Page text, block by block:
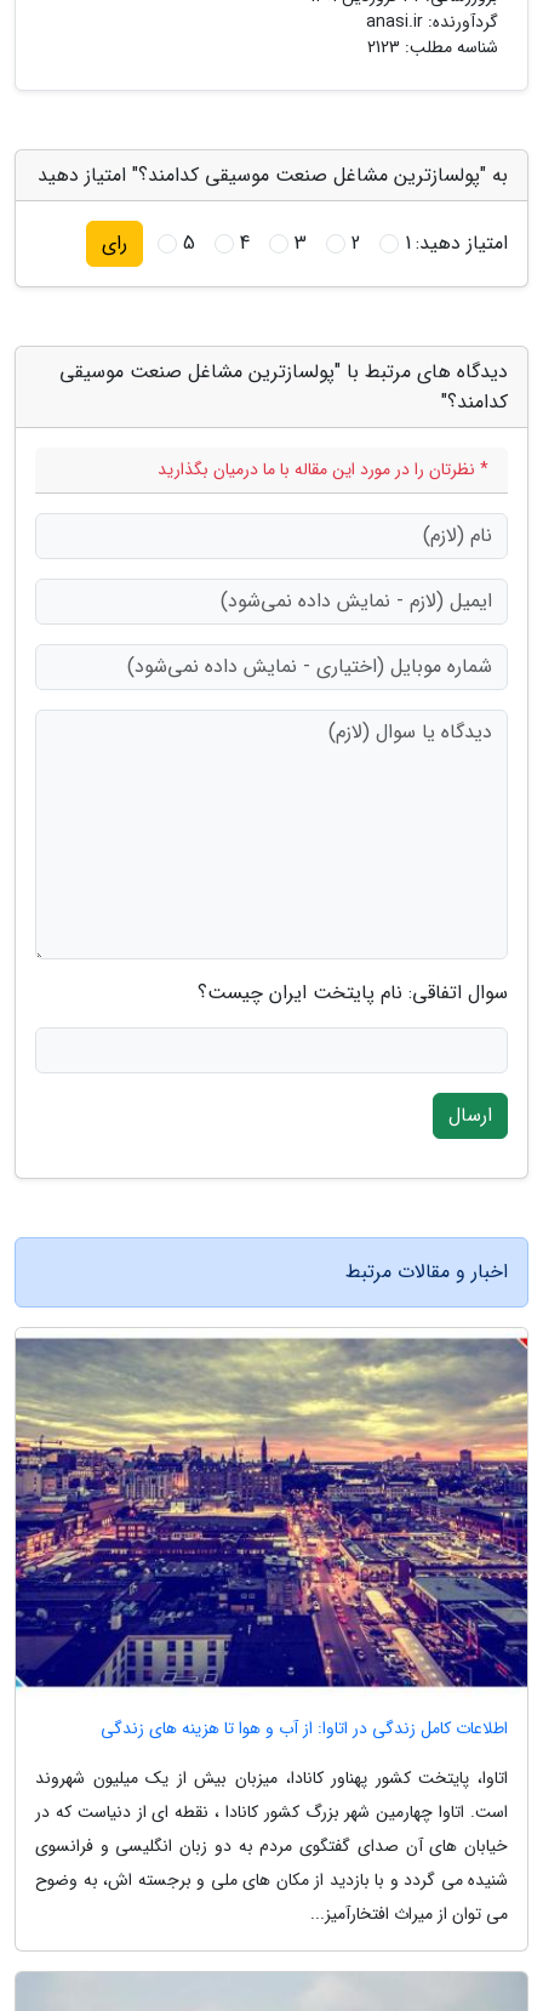
گردآورنده: anasi.ir
شناسه مطلب: 2123
به "پولسازترین مشاغل صنعت موسیقی کدامند؟" امتیاز دهید
امتیاز دهید:1
2
3
4
5 رای
دیدگاه های مرتبط با "پولسازترین مشاغل صنعت موسیقی
کدامند؟"
* نظرتان را در مورد این مقاله با ما درمیان بگذارید
سوال اتفاقی: نام پایتخت ایران چیست؟
ارسال
اخبار و مقالات مرتبط
اطلاعات کامل زندگی در اتاوا: از آب و هوا تا هزینه های زندگی
اتاوا، پایتخت کشور پهناور کانادا، میزبان بیش از یک میلیون شهروند
است. اتاوا چهارمین شهر بزرگ کشور کانادا ، نقطه ای از دنیاست که در
خیابان های آن صدای گفتگوی مردم به دو زبان انگلیسی و فرانسوی
شنیده می گردد و با بازدید از مکان های ملی و برجسته اش، به وضوح
می توان از میراث افتخارآمیز...